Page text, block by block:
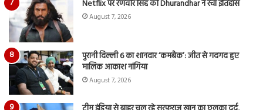
Netflix पर रणवीर सिंह की Dhurandhar ने रचा इतिहास
August 7, 2026
पुरानी दिल्ली 6 का शानदार ‘कमबैक’: जीत से गदगद हुए
मालिक आकाश नांगिया
August 7, 2026